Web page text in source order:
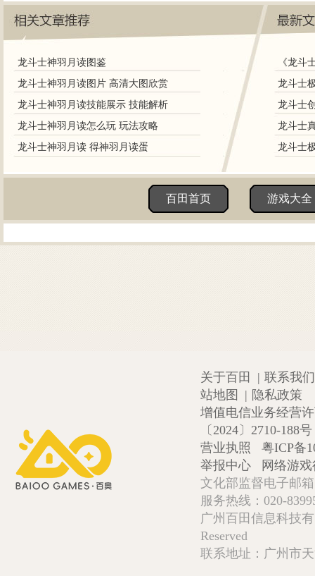
龙斗士神羽月读图鉴
龙斗士神羽月读图片 高清大图欣赏
龙斗士神羽月读技能展示 技能解析
龙斗士神羽月读怎么玩 玩法攻略
龙斗士神羽月读 得神羽月读蛋
《龙斗
龙斗士
百田首页 游戏大全
关于百田 | 联系我们
站地图
| 隐私政策
增值电信业务经营
〔2024〕2710-188号
营业执照
粤ICP备
举报中心
网络游
文化部监督电子邮
服务热线：020-
广州百田信息科技
Reserved
联系地址：广州市